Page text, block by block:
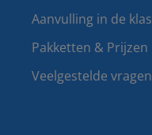
Aanvulling in de klas
Pakketten & Prijzen
Veelgestelde vragen